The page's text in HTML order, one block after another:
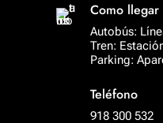
Como llegar
Autobús:
Tren:
Parking:
Teléfono
918 300 532